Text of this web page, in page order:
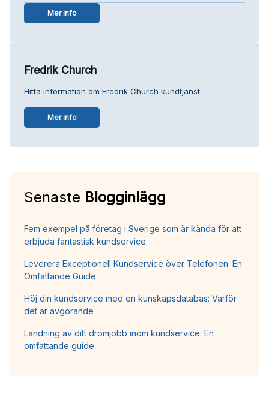
Mer info
Fredrik Church
Hitta information om Fredrik Church kundtjänst.
Mer info
Senaste Blogginlägg
Fem exempel på företag i Sverige som är kända för att
erbjuda fantastisk kundservice
Leverera Exceptionell Kundservice över Telefonen: En
Omfattande Guide
Höj din kundservice med en kunskapsdatabas: Varför
det är avgörande
Landning av ditt drömjobb inom kundservice: En
omfattande guide